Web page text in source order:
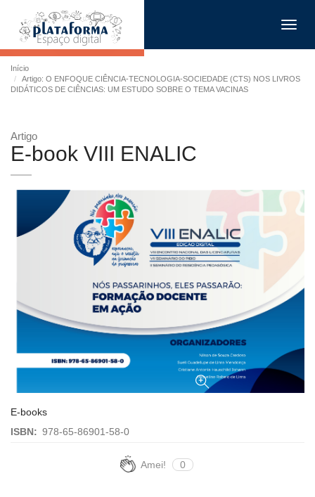
Início
Artigo: O ENFOQUE CIÊNCIA-TECNOLOGIA-SOCIEDADE (CTS) NOS LIVROS
DIDÁTICOS DE CIÊNCIAS: UM ESTUDO SOBRE O TEMA VACINAS
Artigo
E-book VIII ENALIC
E-books
ISBN: 978-65-86901-58-0
Amei! 0